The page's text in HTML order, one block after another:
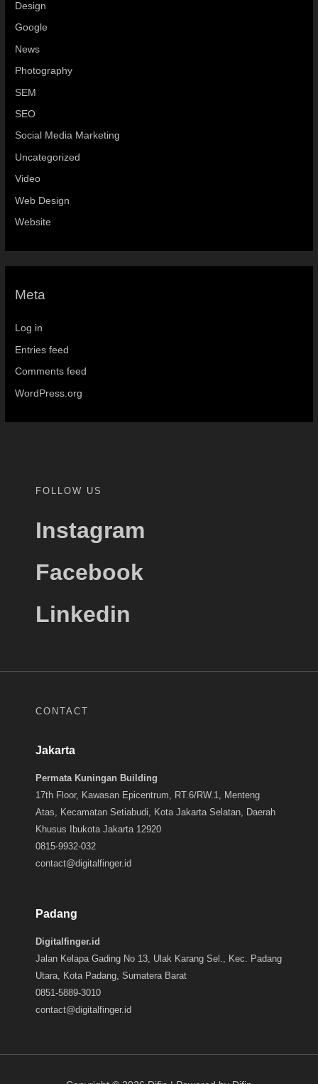
Design
Google
News
Photography
SEM
SEO
Social Media Marketing
Uncategorized
Video
Web Design
Website
Meta
Log in
Entries feed
Comments feed
WordPress.org
FOLLOW US
Instagram
Facebook
Linkedin
CONTACT
Jakarta
Permata Kuningan Building
17th Floor, Kawasan Epicentrum, RT.6/RW.1, Menteng
Atas, Kecamatan Setiabudi, Kota Jakarta Selatan, Daerah
Khusus Ibukota Jakarta 12920
0815-9932-032
contact@digitalfinger.id
Padang
Digitalfinger.id
Jalan Kelapa Gading No 13, Ulak Karang Sel., Kec. Padang
Utara, Kota Padang, Sumatera Barat
0851-5889-3010
contact@digitalfinger.id